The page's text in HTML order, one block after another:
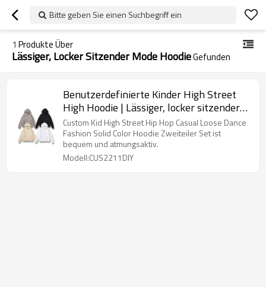
Bitte geben Sie einen Suchbegriff ein
1 Produkte Über
Lässiger, Locker Sitzender Mode HoodieGefunden
Benutzerdefinierte Kinder High Street
High Hoodie | Lässiger, locker sitzender
Mode-Hoodie | Einfarbiger Hoodie für
coole Kinder
Custom Kid High Street Hip Hop Casual Loose Dance
Fashion Solid Color Hoodie Zweiteiler Set ist
bequem und atmungsaktiv.
Modell:CUS2211DIY